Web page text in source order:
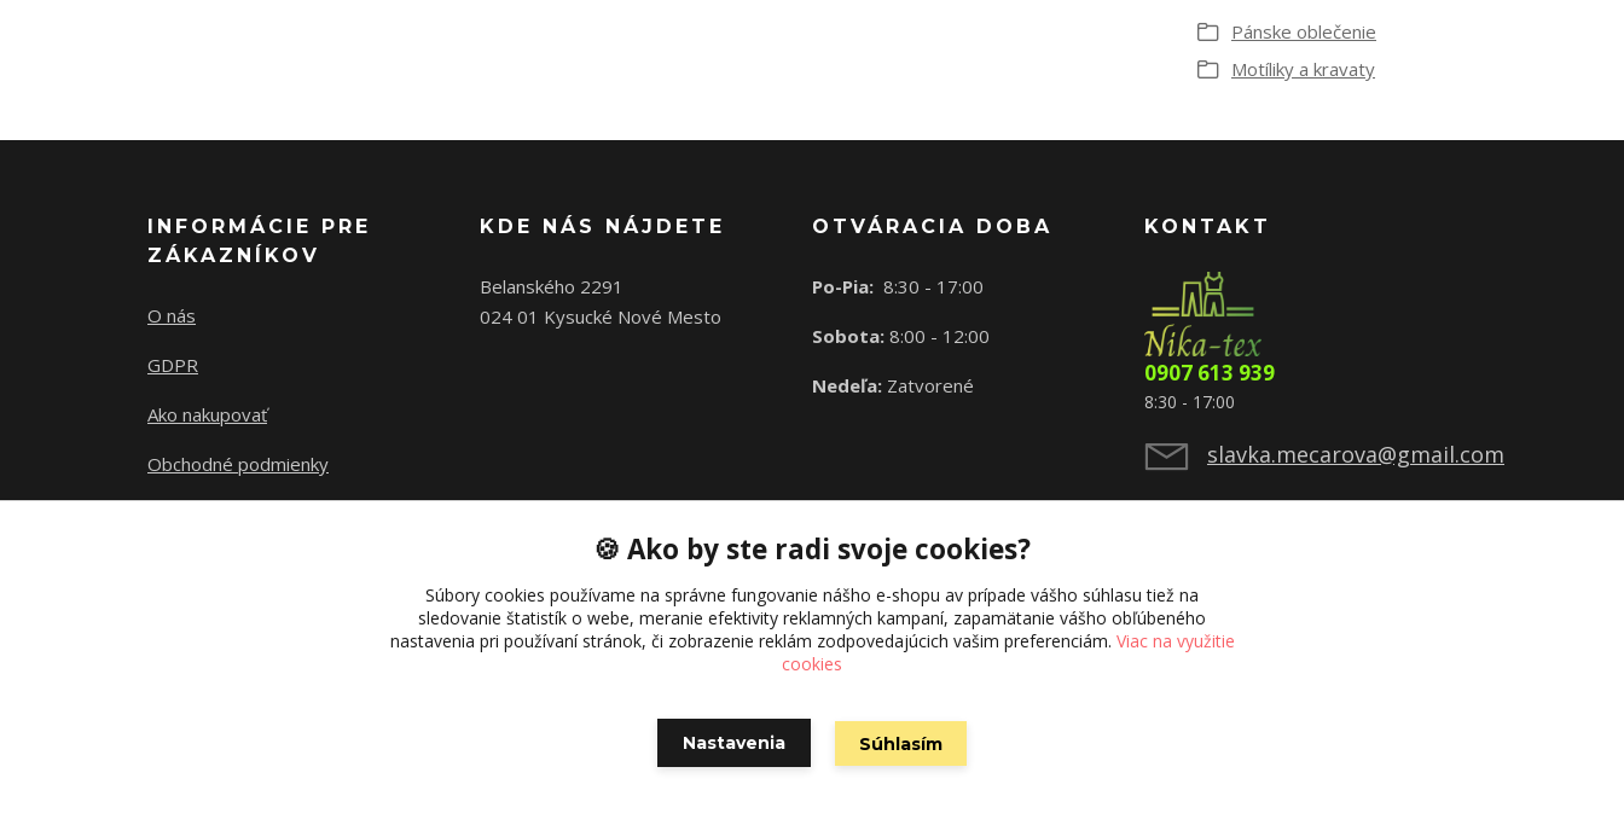
Pánske oblečenie
Motíliky a kravaty
INFORMÁCIE PRE
ZÁKAZNÍKOV
O nás
GDPR
Ako nakupovať
Obchodné podmienky
KDE NÁS NÁJDETE
Belanského 2291
024 01 Kysucké Nové Mesto
OTVÁRACIA DOBA
Po-Pia: 8:30 - 17:00
Sobota: 8:00 - 12:00
Nedeľa: Zatvorené
KONTAKT
0907 613 939
8:30 - 17:00
slavka.mecarova@gmail.com
Vytvorené na Eshop-rychlo.sk
🍪 Ako by ste radi svoje cookies?
Súbory cookies používame na správne fungovanie nášho e-shopu av prípade vášho súhlasu tiež na
sledovanie štatistík o webe, meranie efektivity reklamných kampaní, zapamätanie vášho obľúbeného
nastavenia pri používaní stránok, či zobrazenie reklám zodpovedajúcich vašim preferenciám. Viac na využitie
cookies
Nastavenia Súhlasím